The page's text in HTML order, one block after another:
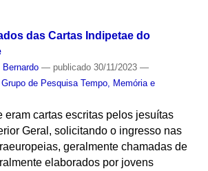
das Cartas Indipetae do
— publicado30/11/2023 —
Grupo de Pesquisa Tempo, Memória e
eram cartas escritas pelos jesuítas
Geral, solicitando o ingresso nas
geralmente chamadas de
elaborados por jovens